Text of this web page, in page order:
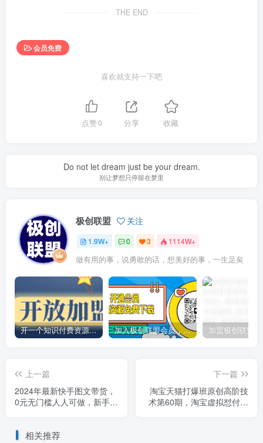
THE END
会员免费
喜欢就支持一下吧
点赞0 分享 收藏
Do not let dream just be your dream.
别让梦想只停留在梦里
极创联盟 关注
1.9W+ 0 3 1114W+
做有用的事，说勇敢的话，想美好的事，一生足矣
开一个知识付费资源网站，小白也能日入1000+ 加入极创联盟会员，全站资源免费学习。
上一篇
2024年最新快手图文带货，
0元无门槛人人可做，新手也
下一篇
淘宝天猫打爆班原创高阶技
术第60期，淘宝虚拟怼付费
相关推荐